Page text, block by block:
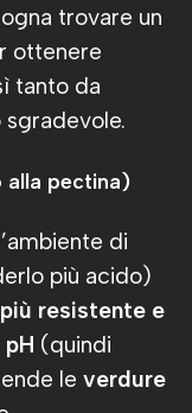
trovare un
ottenere
tanto da
pectina)
di
più acido)
resistente e
(quindi
le verdure